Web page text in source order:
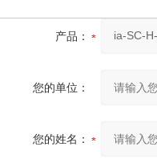
产品：
您的单位：
您的姓名：